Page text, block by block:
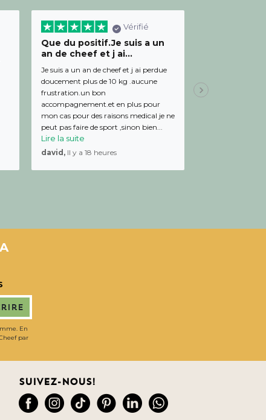
Vérifié
Que du positif.Je suis a un
an de cheef et j ai...
Je suis a un an de cheef et j ai perdue
doucement plus de 10 kg .aucune
frustration.un bon
accompagnement.et en plus pour
mon cas pour des raisons medical je ne
peut pas faire de sport ,sinon bien...
Lire la suite
david, Il y a 18 heures
Julien,
En
par
Suivez-nous!